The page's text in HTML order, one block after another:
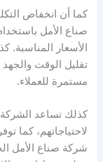
كما أن انخفاض
صناع الأمل
الأسعار المناسبة.
تقليل الوقت
مستمرة للعملاء.
كذلك تساعد الشركة
لاحتياجاتهم، كما
شركة صناع الأمل